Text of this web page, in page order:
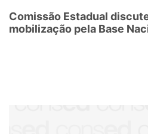
Comissão Estadual
mobilização pela Base